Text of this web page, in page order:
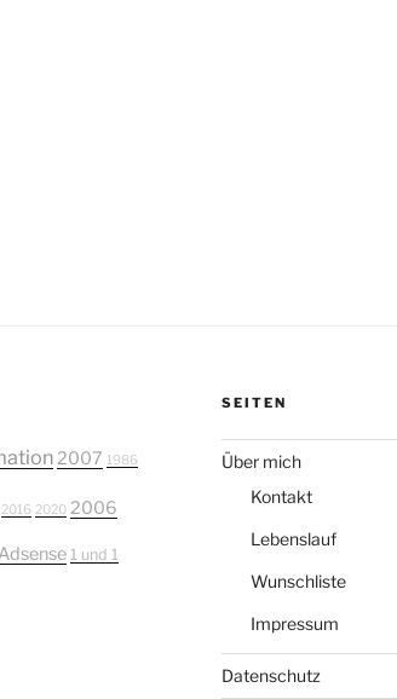
2007 1986
2016 2020 2006
Adsense 1 und 1
SEITEN
Über mich
Kontakt
Lebenslauf
Wunschliste
Impressum
Datenschutz